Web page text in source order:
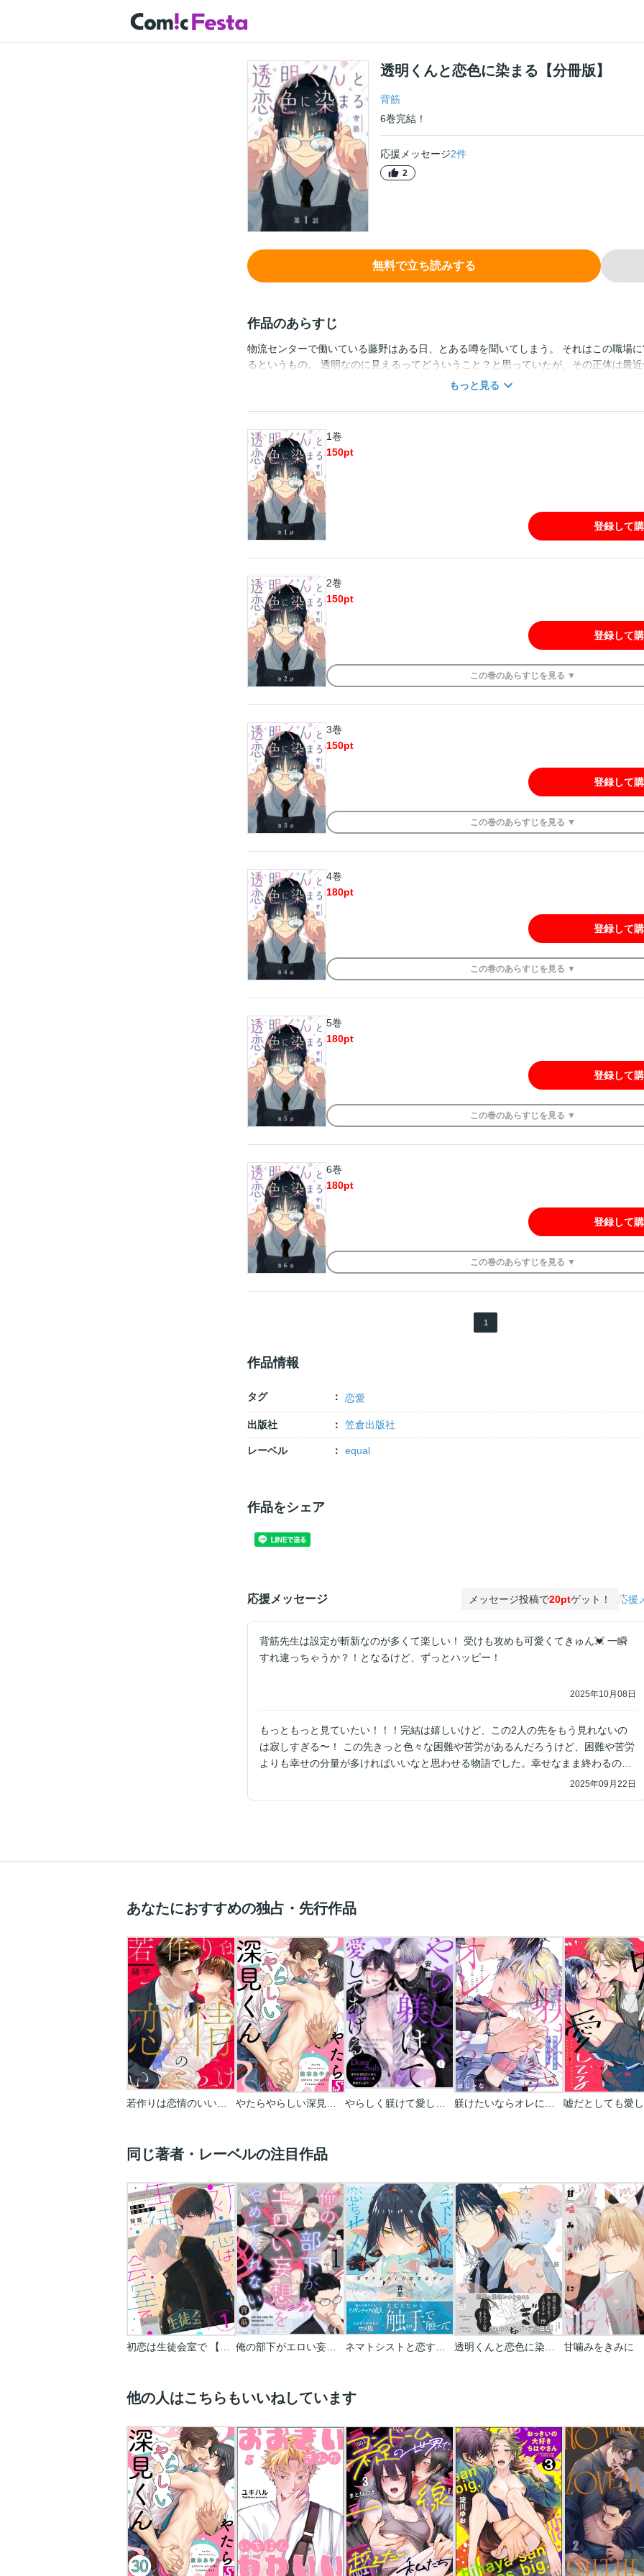
透明くんと恋色に染まる【分冊版】
背筋
6巻完結！
応援メッセージ2件
2
無料で立ち読みする
作品のあらすじ
物流センターで働いている藤野はある日、とある噂を聞いてしまう。 それはこの職場に
るというもの。 透明なのに見えるってどういうこと？と思っていたが、その正体は最
イトの斉藤くんだったのだ。 他人に自分を認識されないようにできる超能力を持って
いの勘違いが交差し織りなす究極のすれ違い超能力ＢＬ！ ※本作品はWEB雑誌「equal
います。重複購入にご注意ください。
もっと見る
1巻
150pt
登録して
2巻
150pt
登録して
この巻のあらすじを 見る ▼
3巻
150pt
登録して
この巻のあらすじを 見る ▼
4巻
180pt
登録して
この巻のあらすじを 見る ▼
5巻
180pt
登録して
この巻のあらすじを 見る ▼
6巻
180pt
登録して
この巻のあらすじを 見る ▼
1
作品情報
タグ 恋愛
出版社 笠倉出版社
レーベル equal
作品をシェア
応援メッセージ メッセージ投稿で20ptゲット！ 応援
背筋先生は設定が斬新なのが多くて楽しい！ 受けも攻めも可愛くてきゅん💓 一瞬
すれ違っちゃうか？！となるけど、ずっとハッピー！
2025年10月08日
もっともっと見ていたい！！！完結は嬉しいけど、この2人の先をもう見れないの
は寂しすぎる〜！ この先きっと色々な困難や苦労があるんだろうけど、困難や苦労
よりも幸せの分量が多ければいいなと思わせる物語でした。幸せなまま終わるのも
2025年09月22日
あなたにおすすめの独占・先行作品
嘘だとしても愛
同じ著者・レーベルの注目作品
甘噛みをきみに
他の人はこちらもいいねしています